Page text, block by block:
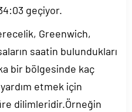
geçiyor.
Greenwich,
saatin bulundukları
bir bölgesinde kaç
etmek için
dilimleridir.Örneğin